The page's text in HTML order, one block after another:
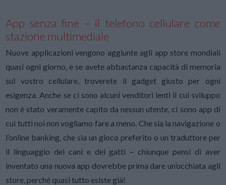
App senza fine – il telefono cellulare come
stazione multimediale
Nuove applicazioni vengono aggiunte agli app store mondiali
quasi ogni giorno, e se avete abbastanza capacità di memoria
sul vostro cellulare, troverete il gadget giusto per ogni
esigenza. Anche se ci sono alcuni venditori lenti il cui sviluppo
non è stato veramente capito da nessun utente, ci sono app di
cui tutti noi non vogliamo fare a meno. Che sia la navigazione o
l’online banking, che sia un gioco preferito o un traduttore per
il linguaggio dei cani e dei gatti – chiunque pensi di aver
inventato una nuova app dovrebbe prima dare un’occhiata agli
store, perché quasi tutto esiste già!